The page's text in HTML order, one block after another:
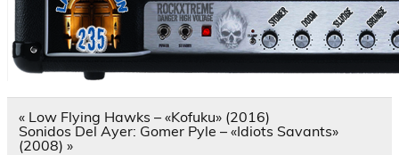
Navegación
de
entradas
« Low Flying Hawks – «Kofuku» (2016)
Sonidos Del Ayer: Gomer Pyle – «Idiots Savants»
(2008) »